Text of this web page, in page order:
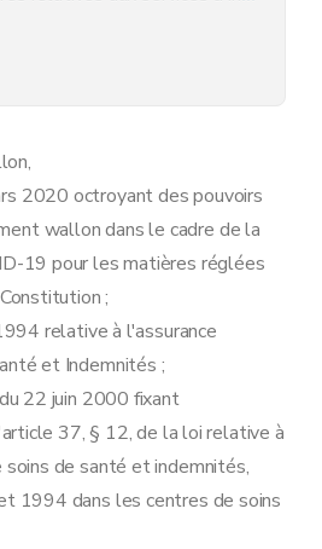
aux maisons d'accueil, maisons de vie communautaire et abris de nuit
aux centres régionaux pour l'intégration des personnes étrangères
aux initiatives locales d'intégration des personnes étrangères
finales
2020 octroyant des pouvoirs
wallon dans le cadre de la
19 pour les matières réglées
;
relative à l'assurance
et Indemnités ;
22 juin 2000 fixant
37, § 12, de la loi relative à
de santé et indemnités,
1994 dans les centres de soins